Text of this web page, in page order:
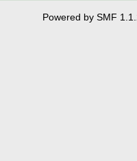
Powered by SMF